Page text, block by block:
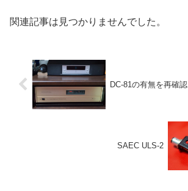
関連記事は見つかりませんでした。
DC-81の有無を再確認
SAEC ULS-2